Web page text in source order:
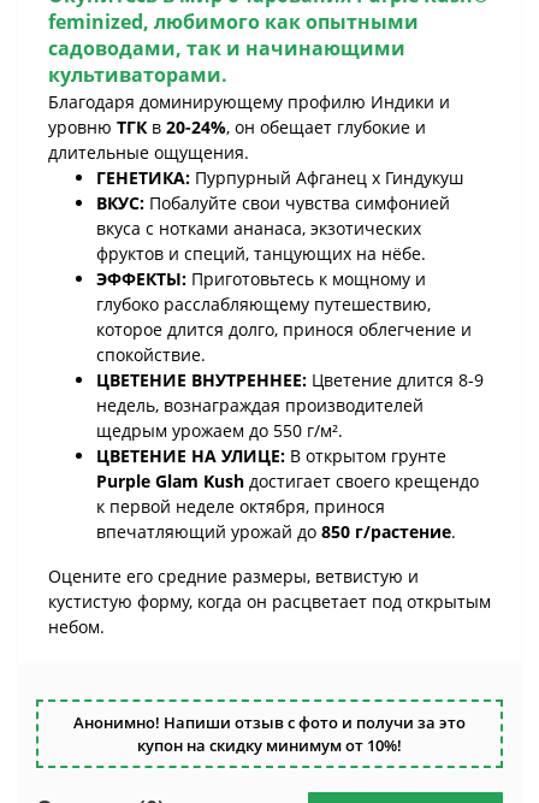
feminized, любимого как опытными
садоводами, так и начинающими
культиваторами.
Благодаря доминирующему профилю Индики и
уровню ТГКв 20-24%, он обещает глубокие и
длительные ощущения.
ГЕНЕТИКА: Пурпурный Афганец x Гиндукуш
ВКУС: Побалуйте свои чувства симфонией
вкуса с нотками ананаса, экзотических
фруктов и специй, танцующих на нёбе.
ЭФФЕКТЫ: Приготовьтесь к мощному и
глубоко расслабляющему путешествию,
которое длится долго, принося облегчение и
спокойствие.
ЦВЕТЕНИЕ ВНУТРЕННЕЕ: Цветение длится 8-9
недель, вознаграждая производителей
щедрым урожаем до 550 г/м².
ЦВЕТЕНИЕ НА УЛИЦЕ: В открытом грунте
Purple Glam Kush достигает своего крещендо
к первой неделе октября, принося
впечатляющий урожай до 850 г/растение.
Оцените его средние размеры, ветвистую и
кустистую форму, когда он расцветает под открытым
небом.
Анонимно! Напиши отзыв с фото и получи за это
купон на скидку минимум от 10%!